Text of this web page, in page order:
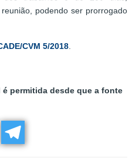
podendo ser prorrogado
CVM 5/2018
permitida desde que a fonte